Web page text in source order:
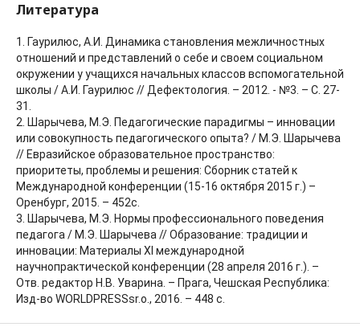
Литература
1. Гаурилюс, А.И. Динамика становления межличностных
отношений и представлений о себе и своем социальном
окружении у учащихся начальных классов вспомогательной
школы / А.И. Гаурилюс // Дефектология. – 2012. - №3. – С. 27-
31.
2. Шарычева, М.Э. Педагогические парадигмы – инновации
или совокупность педагогического опыта? / М.Э. Шарычева
// Евразийское образовательное пространство:
приоритеты, проблемы и решения: Сборник статей к
Международной конференции (15-16 октября 2015 г.) –
Оренбург, 2015. – 452с.
3. Шарычева, М.Э. Нормы профессионального поведения
педагога / М.Э. Шарычева // Образование: традиции и
инновации: Материалы ХI международной
научнопрактической конференции (28 апреля 2016 г.). –
Отв. редактор Н.В. Уварина. – Прага, Чешская Республика:
Изд-во WORLDPRESSsr.o., 2016. – 448 с.